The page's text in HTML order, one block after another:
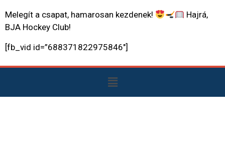
Melegít a csapat, hamarosan kezdenek!
Hajrá,
BJA Hockey Club!
[fb_vid id=”688371822975846″]